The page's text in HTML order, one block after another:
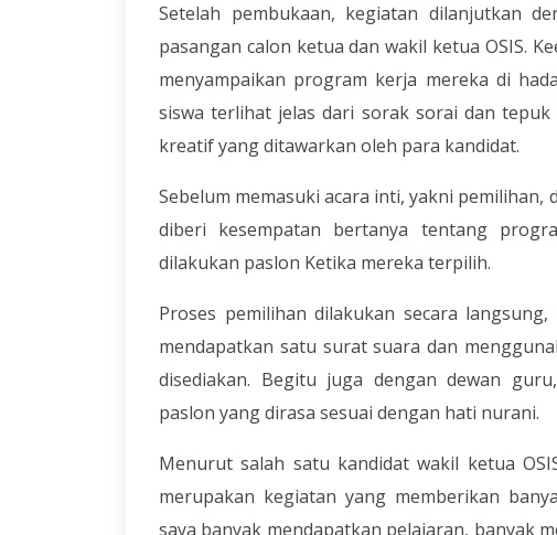
Setelah pembukaan, kegiatan dilanjutkan
pasangan calon ketua dan wakil ketua OSIS.
menyampaikan program kerja mereka di
siswa terlihat jelas dari sorak sorai dan
kreatif yang ditawarkan oleh para kandidat.
Sebelum memasuki acara inti, yakni pemilihan,
diberi kesempatan bertanya tentang
dilakukan paslon Ketika mereka terpilih.
Proses pemilihan dilakukan secara
mendapatkan satu surat suara dan
disediakan. Begitu juga dengan dewan
paslon yang dirasa sesuai dengan hati nurani.
Menurut salah satu kandidat wakil ketua
merupakan kegiatan yang memberikan
saya banyak mendapatkan pelajaran, banyak